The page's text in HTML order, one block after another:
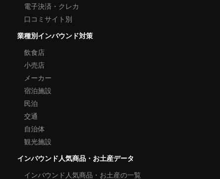
電子決済・クレカ
口コミサイト別
業種別インバウンド対策
飲食店
小売店
メーカー
宿泊施設
民泊
交通
自治体
観光施設
インバウンド人気商品・お土産データ
インバウンド人気商品・お土産の一覧